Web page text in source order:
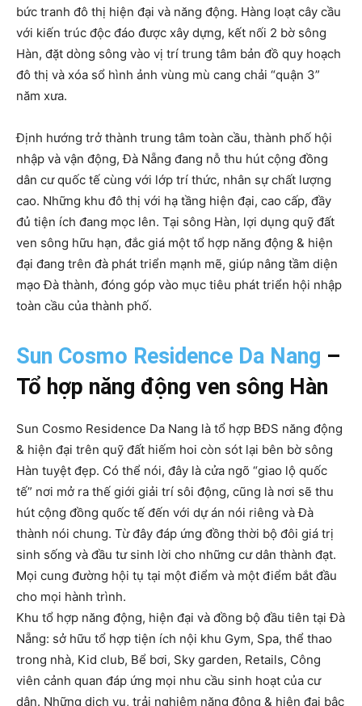
bức tranh đô thị hiện đại và năng động. Hàng loạt cây cầu
với kiến trúc độc đáo được xây dựng, kết nối 2 bờ sông
Hàn, đặt dòng sông vào vị trí trung tâm bản đồ quy hoạch
đô thị và xóa sổ hình ảnh vùng mù cang chải “quận 3”
năm xưa.
Định hướng trở thành trung tâm toàn cầu, thành phố hội
nhập và vận động, Đà Nẵng đang nỗ thu hút cộng đồng
dân cư quốc tế cùng với lớp trí thức, nhân sự chất lượng
cao. Những khu đô thị với hạ tầng hiện đại, cao cấp, đầy
đủ tiện ích đang mọc lên. Tại sông Hàn, lợi dụng quỹ đất
ven sông hữu hạn, đắc giá một tổ hợp năng động & hiện
đại đang trên đà phát triển mạnh mẽ, giúp nâng tầm diện
mạo Đà thành, đóng góp vào mục tiêu phát triển hội nhập
toàn cầu của thành phố.
Sun Cosmo Residence Da Nang –
Tổ hợp năng động ven sông Hàn
Sun Cosmo Residence Da Nang là tổ hợp BĐS năng động
& hiện đại trên quỹ đất hiếm hoi còn sót lại bên bờ sông
Hàn tuyệt đẹp. Có thể nói, đây là cửa ngõ “giao lộ quốc
tế” nơi mở ra thế giới giải trí sôi động, cũng là nơi sẽ thu
hút cộng đồng quốc tế đến với dự án nói riêng và Đà
thành nói chung. Từ đây đáp ứng đồng thời bộ đôi giá trị
sinh sống và đầu tư sinh lời cho những cư dân thành đạt.
Mọi cung đường hội tụ tại một điểm và một điểm bắt đầu
cho mọi hành trình.
Khu tổ hợp năng động, hiện đại và đồng bộ đầu tiên tại Đà
Nẵng: sở hữu tổ hợp tiện ích nội khu Gym, Spa, thể thao
trong nhà, Kid club, Bể bơi, Sky garden, Retails, Công
viên cảnh quan đáp ứng mọi nhu cầu sinh hoạt của cư
dân. Những dịch vụ, trải nghiệm năng động & hiện đại bậc